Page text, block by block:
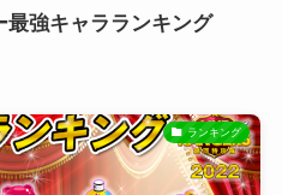
最強キャラランキング
ランキング